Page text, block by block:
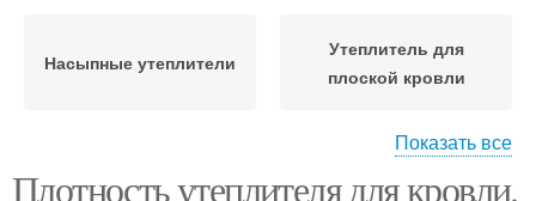
Насыпные утеплители
Утеплитель для
плоской кровли
Утеплитель для скатной
Утеплитель для стен
Показать все
Плотность утеплителя для кровли.